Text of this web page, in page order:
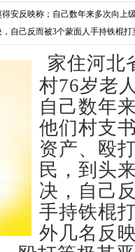
安反映称；自己数年来多次向上
自己反而被3个蒙面人手持铁棍
家住河北
村76岁老
自己数年
他们村支
资产、殴
民，到头
决，自己
手持铁棍
外几名反